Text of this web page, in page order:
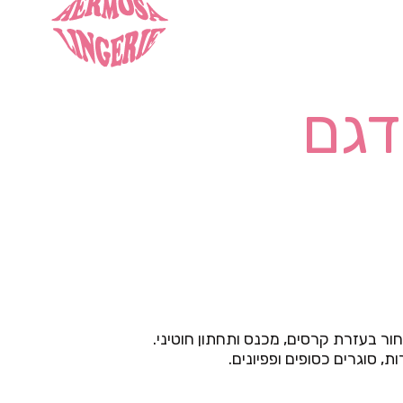
סוגרים כסופים ופפיונים.